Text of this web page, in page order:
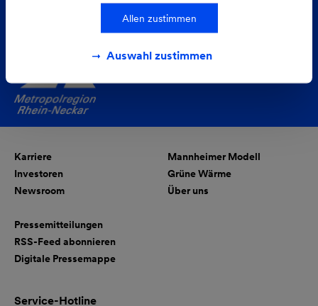
Allen zustimmen
Auswahl zustimmen
Karriere
Investoren
Newsroom
Mannheimer Modell
Grüne Wärme
Über uns
Pressemitteilungen
RSS-Feed abonnieren
Digitale Pressemappe
Service-Hotline